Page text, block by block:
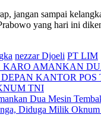
jangan sampai
yang hari ini
nezzar Djoeli PT LIM
Dua Mesin
Diduga Milik